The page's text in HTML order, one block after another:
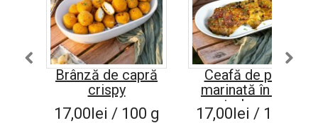
Brânză de capră
crispy
17,00lei / 100 g
Ceafă de porc
marinată în sos
pesto la cuptor
17,00lei / 100 g